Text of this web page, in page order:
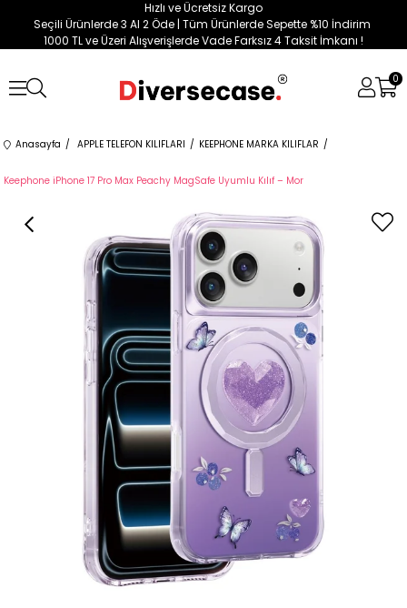
Hızlı ve Ücretsiz Kargo
Seçili Ürünlerde 3 Al 2 Öde | Tüm Ürünlerde Sepette %10 İndirim
1000 TL ve Üzeri Alışverişlerde Vade Farksız 4 Taksit İmkanı !
0
Anasayfa APPLE TELEFON KILIFLARI KEEPHONE MARKA KILIFLAR
Keephone iPhone 17 Pro Max Peachy MagSafe Uyumlu Kılıf – Mor